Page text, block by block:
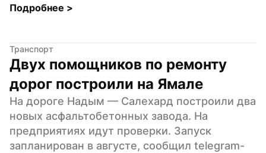
Подробнее >
Транспорт
Двух помощников по ремонту
дорог построили на Ямале
На дороге Надым — Салехард построили два
новых асфальтобетонных завода. На
предприятиях идут проверки. Запуск
запланирован в августе, сообщил telegram-